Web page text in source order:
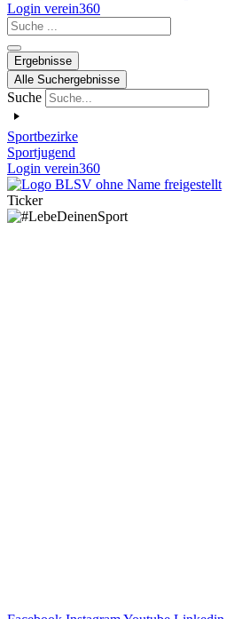
Login verein360
Search
...
Ergebnisse
Alle Suchergebnisse
Suche
Sportbezirke
Sportjugend
Login verein360
Ticker